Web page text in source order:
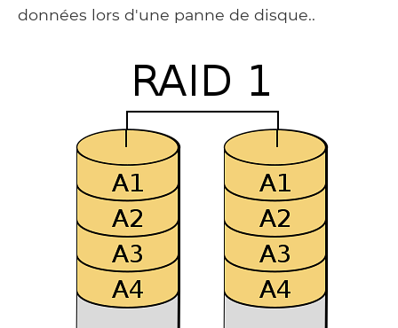
données lors d'une panne de disque..